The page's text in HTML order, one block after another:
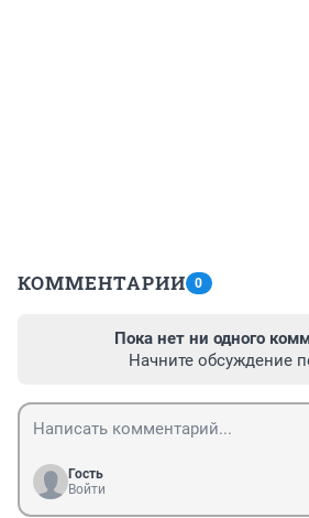
КОММЕНТАРИИ 0
Пока нет ни одного
Начните обсуждение
Гость
Войти